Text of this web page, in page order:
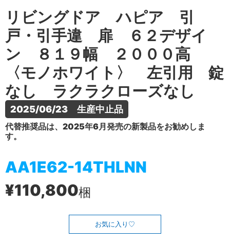
リビングドア ハピア 引
戸・引手違 扉 ６２デザイ
ン ８１９幅 ２０００高
〈モノホワイト〉 左引用 錠
なし ラクラクローズなし
2025/06/23　生産中止品
代替推奨品は、2025年6月発売の新製品をお勧めしま
す。
AA1E62-14THLNN
¥110,800梱
お気に入り